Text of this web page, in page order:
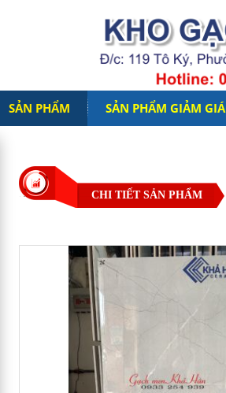
SẢN PHẨM SẢN PHẨM GIẢM GIÁ
CHI TIẾT SẢN PHẨM